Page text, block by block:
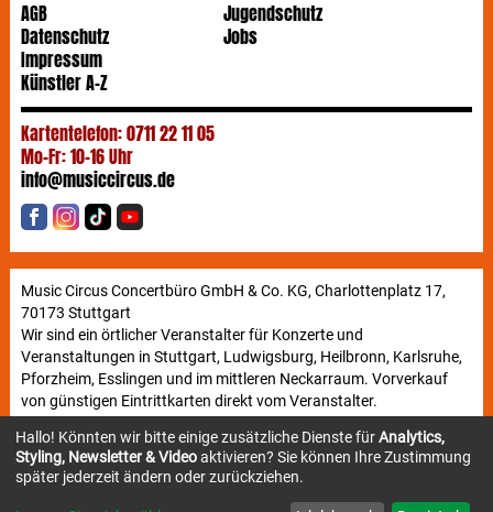
AGB
Datenschutz
Impressum
Jugendschutz
Jobs
Künstler A-Z
Kartentelefon: 0711 22 11 05
Mo-Fr: 10-16 Uhr
info@musiccircus.de
Music Circus Concertbüro GmbH & Co. KG, Charlottenplatz 17,
70173 Stuttgart
Wir sind ein örtlicher Veranstalter für Konzerte und
Veranstaltungen in Stuttgart, Ludwigsburg, Heilbronn, Karlsruhe,
Pforzheim, Esslingen und im mittleren Neckarraum. Vorverkauf
von günstigen Eintrittkarten direkt vom Veranstalter.
Newsletter
Hallo! Könnten wir bitte einige zusätzliche Dienste fürAnalytics,
Styling, Newsletter & Videoaktivieren? Sie können Ihre Zustimmung
später jederzeit ändern oder zurückziehen.